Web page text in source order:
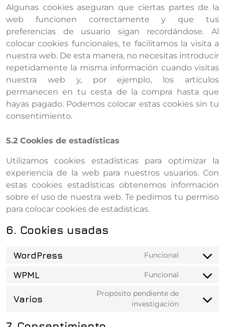
Algunas cookies aseguran que ciertas partes de la
web funcionen correctamente y que tus
preferencias de usuario sigan recordándose. Al
colocar cookies funcionales, te facilitamos la visita a
nuestra web. De esta manera, no necesitas introducir
repetidamente la misma información cuando visitas
nuestra web y, por ejemplo, los artículos
permanecen en tu cesta de la compra hasta que
hayas pagado. Podemos colocar estas cookies sin tu
consentimiento.
5.2 Cookies de estadísticas
Utilizamos cookies estadísticas para optimizar la
experiencia de la web para nuestros usuarios. Con
estas cookies estadísticas obtenemos información
sobre el uso de nuestra web. Te pedimos tu permiso
para colocar cookies de estadísticas.
6. Cookies usadas
WordPress Funcional
WPML Funcional
Varios
Propósito pendiente de
investigación
Consent